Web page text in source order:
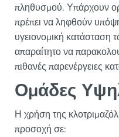
πληθυσμού. Υπάρχουν
πρέπει να ληφθούν
υγειονομική κατάσταση
απαραίτητο να
πιθανές παρενέργειες
Ομάδες
Η χρήση της
προσοχή σε: